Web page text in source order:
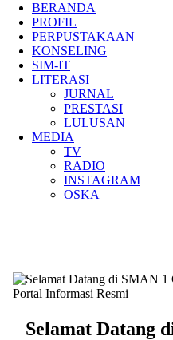
BERANDA
PROFIL
PERPUSTAKAAN
KONSELING
SIM-IT
LITERASI
JURNAL
PRESTASI
LULUSAN
MEDIA
TV
RADIO
INSTAGRAM
OSKA
Portal Informasi Resmi
Selamat Datang